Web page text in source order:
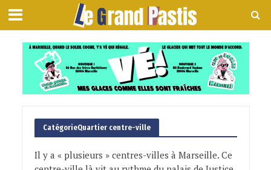
CatégorieQuartier centre-ville
Il y a « plusieurs » centres-villes à Marseille. Ce